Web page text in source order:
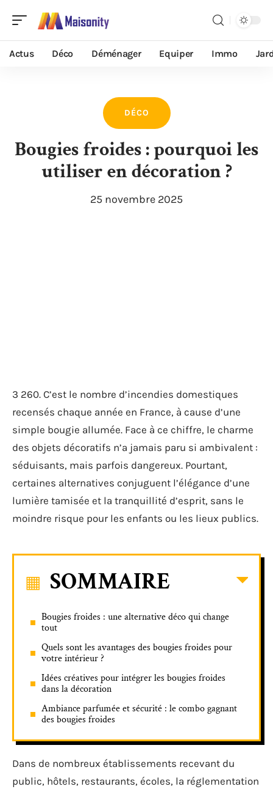
Actus Déco Déménager Equiper Immo
DÉCO
Bougies froides : pourquoi les
utiliser en décoration ?
25 novembre 2025
3 260. C’est le nombre d’incendies domestiques
recensés chaque année en France, à cause d’une
simple bougie allumée. Face à ce chiffre, le charme
des objets décoratifs n’a jamais paru si ambivalent :
séduisants, mais parfois dangereux. Pourtant,
certaines alternatives conjuguent l’élégance d’une
lumière tamisée et la tranquillité d’esprit, sans le
moindre risque pour les enfants ou les lieux publics.
SOMMAIRE
Bougies froides : une alternative déco qui change
tout
Quels sont les avantages des bougies froides pour
votre intérieur ?
Idées créatives pour intégrer les bougies froides
dans la décoration
Ambiance parfumée et sécurité : le combo gagnant
des bougies froides
Dans de nombreux établissements recevant du
public, hôtels, restaurants, écoles, la réglementation